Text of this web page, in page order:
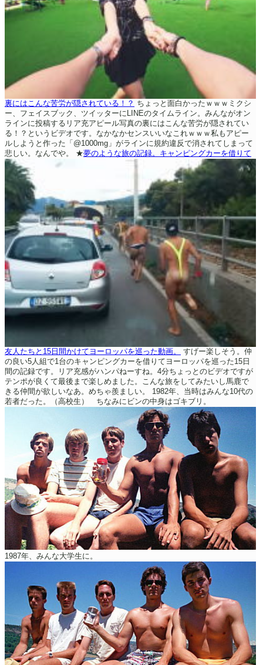
裏にはこんな苦労が隠されている！？ ちょっと面白かったｗｗｗミクシ
ー、フェイスブック、ツイッターにLINEのタイムライン。みんながオン
ラインに投稿するリア充アピール写真の裏にはこんな苦労が隠されてい
る！？というビデオです。なかなかセンスいいなこれｗｗｗ私もアピー
ルしようと作った「@1000mg」がラインに規約違反で消されてしまって
悲しい。なんでや。
★夢のような旅の記録。キャンピングカーを借りて
友人たちと15日間かけてヨーロッパを巡った動画。
すげー楽しそう。仲
の良い5人組で1台のキャンピングカーを借りてヨーロッパを巡った15日
間の記録です。リア充感がハンパねーすね。4分ちょっとのビデオですが
テンポが良くて最後まで楽しめました。こんな旅をしてみたいし馬鹿で
きる仲間が欲しいなあ。めちゃ羨ましい。
1982年、当時はみんな10代の
若者だった。（高校生） ちなみにビンの中身はゴキブリ。
1987年、みんな大学生に。